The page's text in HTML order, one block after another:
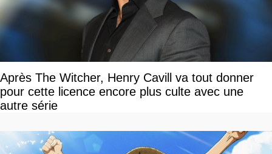
Après The Witcher, Henry Cavill va tout donner
pour cette licence encore plus culte avec une
autre série